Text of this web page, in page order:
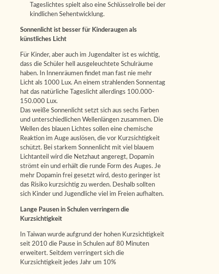
Tageslichtes spielt also eine Schlüsselrolle bei der
kindlichen Sehentwicklung.
Sonnenlicht ist besser für Kinderaugen als
künstliches Licht
Für Kinder, aber auch im Jugendalter ist es wichtig,
dass die Schüler hell ausgeleuchtete Schulräume
haben. In Innenräumen findet man fast nie mehr
Licht als 1000 Lux. An einem strahlenden Sonnentag
hat das natürliche Tageslicht allerdings 100.000-
150.000 Lux.
Das weiße Sonnenlicht setzt sich aus sechs Farben
und unterschiedlichen Wellenlängen zusammen. Die
Wellen des blauen Lichtes sollen eine chemische
Reaktion im Auge auslösen, die vor Kurzsichtigkeit
schützt. Bei starkem Sonnenlicht mit viel blauem
Lichtanteil wird die Netzhaut angeregt, Dopamin
strömt ein und erhält die runde Form des Auges. Je
mehr Dopamin frei gesetzt wird, desto geringer ist
das Risiko kurzsichtig zu werden. Deshalb sollten
sich Kinder und Jugendliche viel im Freien aufhalten.
Lange Pausen in Schulen verringern die
Kurzsichtigkeit
In Taiwan wurde aufgrund der hohen Kurzsichtigkeit
seit 2010 die Pause in Schulen auf 80 Minuten
erweitert. Seitdem verringert sich die
Kurzsichtigkeit jedes Jahr um 10%